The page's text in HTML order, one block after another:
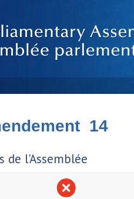
14
de l'Assemblée